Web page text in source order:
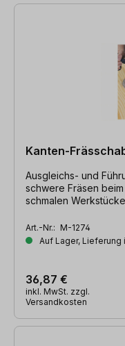
Kanten-
Ausgleichs- und
schwere Fräsen
schmalen
Art.-Nr.: M-1274
Auf Lager, Lieferung
36,87 €
inkl. MwSt. zzgl.
Versandkosten